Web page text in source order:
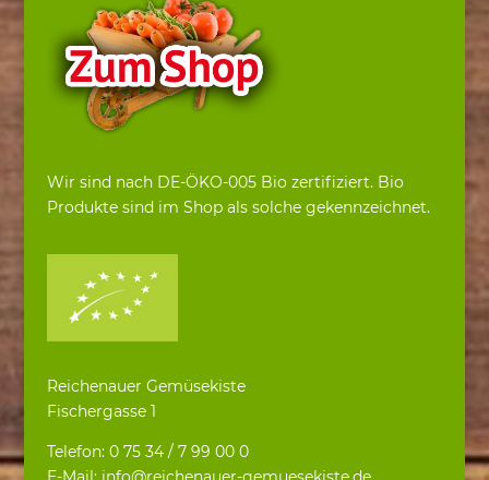
Wir sind nach DE-ÖKO-005 Bio zertifiziert. Bio
Produkte sind im Shop als solche gekennzeichnet.
Reichenauer Gemüsekiste
Fischergasse 1
Telefon: 0 75 34 / 7 99 00 0